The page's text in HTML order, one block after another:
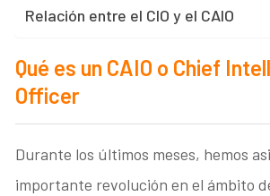
Relación entre el CIO y el CAIO
Qué es un CAIO o Chief
Officer
Durante los últimos meses, hemos
importante revolución en el ámbito